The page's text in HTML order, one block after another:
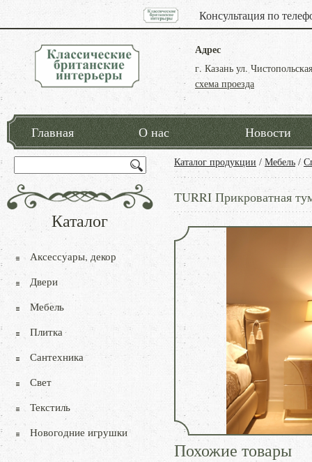
Консультация по
Адрес
г. Казань ул.
схема проезда
Главная О нас Новости
Каталог продукции / Мебель /
TURRI Прикроватная
Похожие товары
Каталог
Аксессуары, декор
Двери
Мебель
Плитка
Сантехника
Свет
Текстиль
Новогодние игрушки